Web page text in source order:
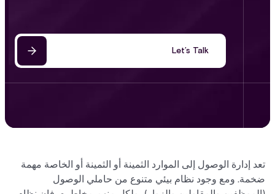
Let’s Talk
تعد إدارة الوصول إلى الموارد الثمينة أو الثمينة أو الخاصة مهمة
ضخمة. ومع وجود نظام بيئي متنوع من حاملي الوصول